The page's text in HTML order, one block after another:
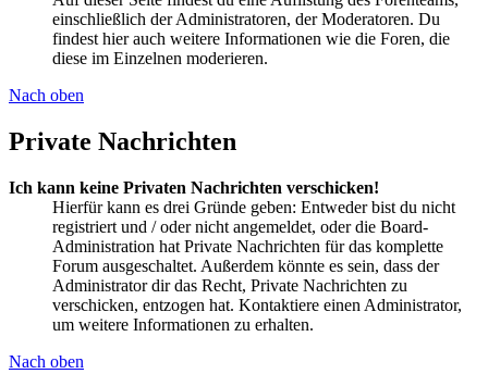
einschließlich der Administratoren, der Moderatoren. Du
findest hier auch weitere Informationen wie die Foren, die
diese im Einzelnen moderieren.
Nach oben
Private Nachrichten
Ich kann keine Privaten Nachrichten verschicken!
Hierfür kann es drei Gründe geben: Entweder bist du nicht
registriert und / oder nicht angemeldet, oder die Board-
Administration hat Private Nachrichten für das komplette
Forum ausgeschaltet. Außerdem könnte es sein, dass der
Administrator dir das Recht, Private Nachrichten zu
verschicken, entzogen hat. Kontaktiere einen Administrator,
um weitere Informationen zu erhalten.
Nach oben